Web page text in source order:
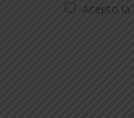
Acepto la